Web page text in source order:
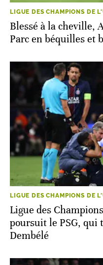
LIGUE DES CHAMPIONS DE
Blessé à la cheville,
Parc en béquilles et
LIGUE DES CHAMPIONS DE
Ligue des
poursuit le PSG,
Dembélé